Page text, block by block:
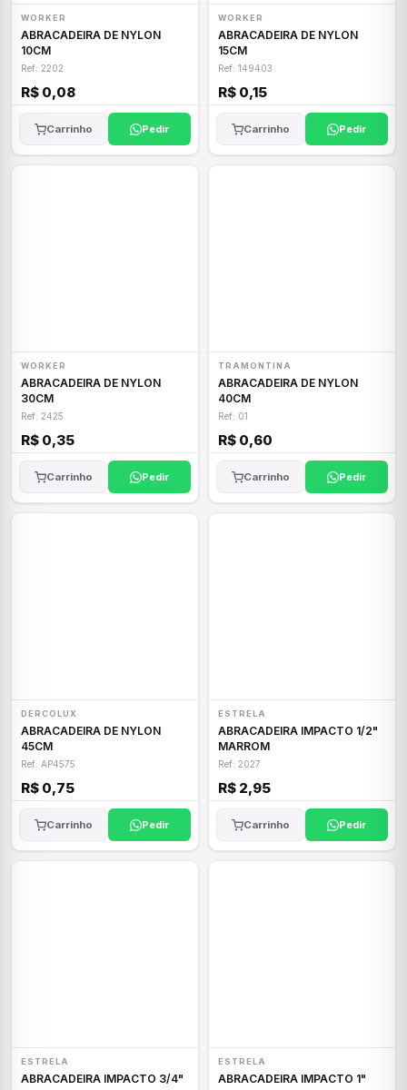
WORKER
ABRACADEIRA DE NYLON
10CM
Ref: 2202
R$ 0,08
Carrinho Pedir
WORKER
ABRACADEIRA DE NYLON
15CM
Ref: 149403
R$ 0,15
Carrinho Pedir
WORKER
ABRACADEIRA DE NYLON
30CM
Ref: 2425
R$ 0,35
Carrinho Pedir
TRAMONTINA
ABRACADEIRA DE NYLON
40CM
Ref: 01
R$ 0,60
Carrinho Pedir
DERCOLUX
ABRACADEIRA DE NYLON
45CM
Ref: AP4575
R$ 0,75
Carrinho Pedir
ESTRELA
ABRACADEIRA IMPACTO 1/2"
MARROM
Ref: 2027
R$ 2,95
Carrinho Pedir
ESTRELA
ABRACADEIRA IMPACTO 3/4"
ESTRELA
ABRACADEIRA IMPACTO 1"